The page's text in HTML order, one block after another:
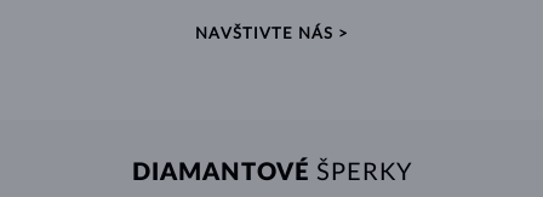
NAVŠTIVTE NÁS >
DIAMANTOVÉ ŠPERKY